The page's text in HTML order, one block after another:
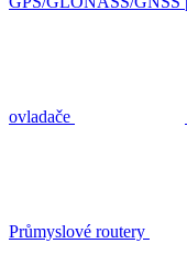
ovladače
Průmyslové routery